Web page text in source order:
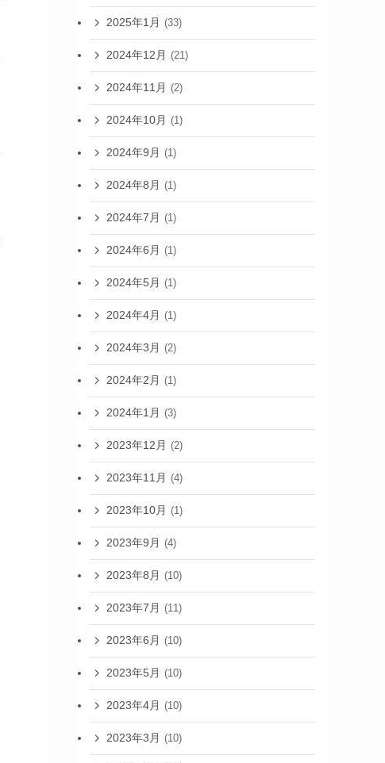
2025年1月 (33)
2024年12月 (21)
2024年11月 (2)
2024年10月 (1)
2024年9月 (1)
2024年8月 (1)
2024年7月 (1)
2024年6月 (1)
2024年5月 (1)
2024年4月 (1)
2024年3月 (2)
2024年2月 (1)
2024年1月 (3)
2023年12月 (2)
2023年11月 (4)
2023年10月 (1)
2023年9月 (4)
2023年8月 (10)
2023年7月 (11)
2023年6月 (10)
2023年5月 (10)
2023年4月 (10)
2023年3月 (10)